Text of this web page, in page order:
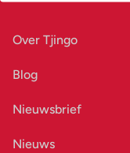
Over Tjingo
Blog
Nieuwsbrief
Nieuws